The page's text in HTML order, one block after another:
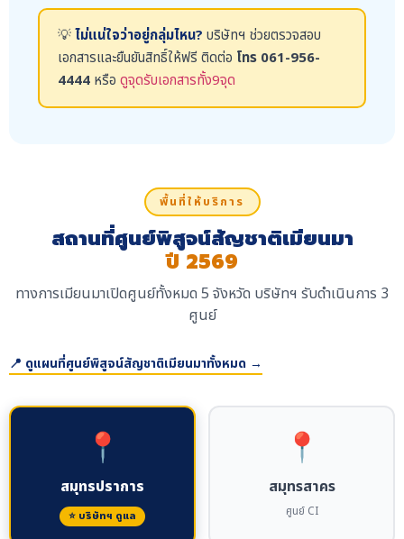
💡ไม่แน่ใจว่าอยู่กลุ่มไหน? บริษัทฯ ช่วยตรวจสอบ
เอกสารและยืนยันสิทธิ์ให้ฟรี ติดต่อ โทร 061-956-
4444 หรือ ดูจุดรับเอกสารทั้ง9จุด
พื้นที่ให้บริการ
สถานที่ศูนย์พิสูจน์สัญชาติเมียนมา
ปี 2569
ทางการเมียนมาเปิดศูนย์ทั้งหมด 5 จังหวัด บริษัทฯ รับดำเนินการ 3
ศูนย์
📍 ดูแผนที่ศูนย์พิสูจน์สัญชาติเมียนมาทั้งหมด →
📍
สมุทรปราการ
⭐ บริษัทฯ ดูแล
📍
สมุทรสาคร
ศูนย์ CI